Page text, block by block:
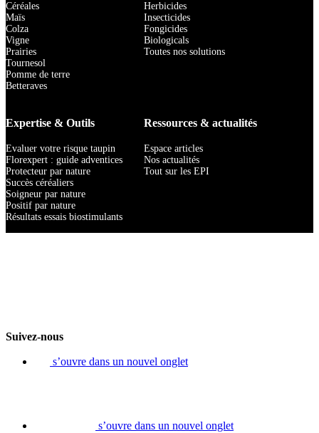
Céréales
Maïs
Colza
Vigne
Prairies
Tournesol
Pomme de terre
Betteraves
Herbicides
Insecticides
Fongicides
Biologicals
Toutes nos solutions
Expertise & Outils
Evaluer votre risque taupin
Florexpert : guide adventices
Protecteur par nature
Succès céréaliers
Soigneur par nature
Positif par nature
Résultats essais biostimulants
Ressources & actualités
Espace articles
Nos actualités
Tout sur les EPI
Suivez-nous
s’ouvre dans un nouvel onglet
s’ouvre dans un nouvel onglet